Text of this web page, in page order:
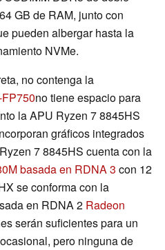
GB de RAM, junto con
pueden albergar hasta la
NVMe.
no contenga la
no tiene espacio para
la APU Ryzen 7 8845HS
gráficos integrados
7 8845HS cuenta con la
basada en RDNA 3 con 12
se conforma con la
en RDNA 2 Radeon
serán suficientes para un
pero ninguna de